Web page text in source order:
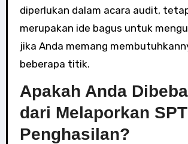
diperlukan dalam acara audit,
merupakan ide bagus untuk
jika Anda memang
beberapa titik.
Apakah Anda
dari Melaporkan
Penghasilan?